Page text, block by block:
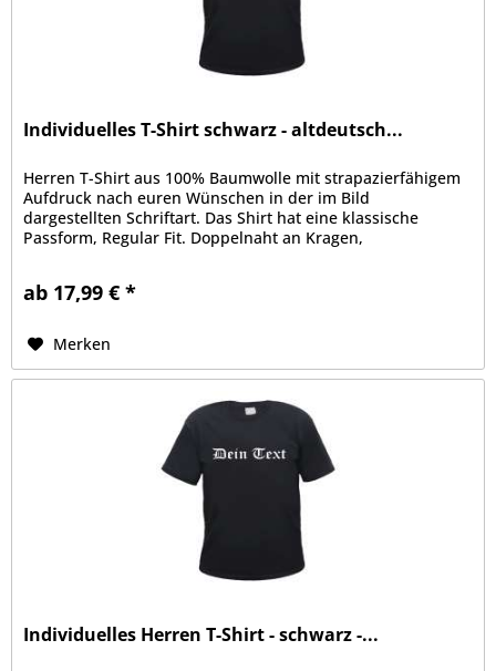
Individuelles T-Shirt schwarz - altdeutsch...
Herren T-Shirt aus 100% Baumwolle mit strapazierfähigem
Aufdruck nach euren Wünschen in der im Bild
dargestellten Schriftart. Das Shirt hat eine klassische
Passform, Regular Fit. Doppelnaht an Kragen,
ab 17,99 € *
Merken
Individuelles Herren T-Shirt - schwarz -...